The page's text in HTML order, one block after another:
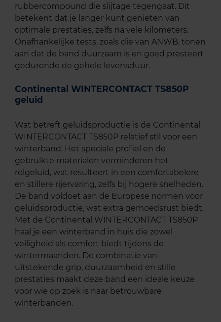
rubbercompound die slijtage tegengaat. Dit
betekent dat je langer kunt genieten van
optimale prestaties, zelfs na vele kilometers.
Onafhankelijke tests, zoals die van ANWB, tonen
aan dat de band duurzaam is en goed presteert
gedurende de gehele levensduur.
Continental WINTERCONTACT TS850P
geluid
Wat betreft geluidsproductie is de Continental
WINTERCONTACT TS850P relatief stil voor een
winterband. Het speciale profiel en de
gebruikte materialen verminderen het
rolgeluid, wat resulteert in een comfortabelere
en stillere rijervaring, zelfs bij hogere snelheden.
De band voldoet aan de Europese normen voor
geluidsproductie, wat extra gemoedsrust biedt.
Met de Continental WINTERCONTACT TS850P
haal je een winterband in huis die zowel
veiligheid als comfort biedt tijdens de
wintermaanden. De combinatie van
uitstekende grip, duurzaamheid en stille
prestaties maakt deze band een ideale keuze
voor wie op zoek is naar betrouwbare
winterbanden.